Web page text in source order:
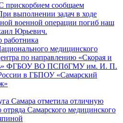
прискорбием сообщаем
выполнении задач в ходе
военной операции погиб наш
Юрьевич.
работника
медицинского
по направлению «Скорая и
ФГБОУ ВО ПСПбГМУ им. И. П.
в ГБПОУ «Самарский
Самара отметила отличную
отряда Самарского медицинского